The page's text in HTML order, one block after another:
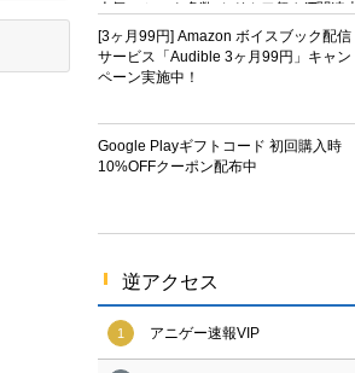
人気コミック多数 カドカワ祭やIT関連本
がセールに！
[3ヶ月99円] Amazon ボイスブック配信
サービス「Audible 3ヶ月99円」キャン
ペーン実施中！
Google Playギフトコード 初回購入時
10%OFFクーポン配布中
逆アクセス
1 アニゲー速報VIP